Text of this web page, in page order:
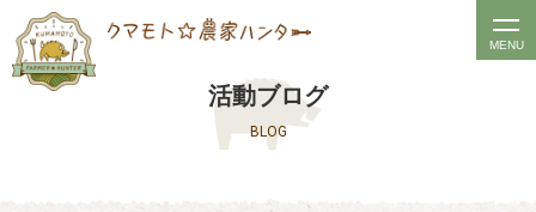
t
MENU
活動ブログ
BLOG